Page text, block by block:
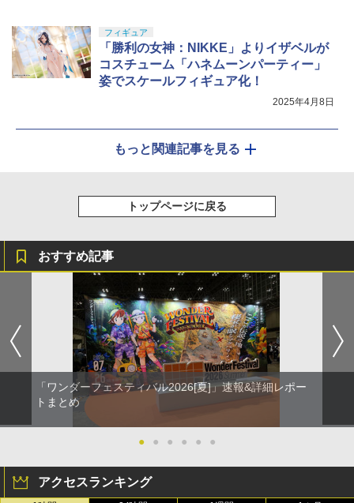
フィギュア
「勝利の女神：NIKKE」よりイザベルが
コスチューム「ハネムーンパーティー」
姿でスケールフィギュア化！
2025年4月8日
もっと関連記事を見る
トップページに戻る
おすすめ記事
「ワンダーフェスティバル2026[夏]」速報&詳細レポー
トまとめ
● ● ● ● ● ●
アクセスランキング